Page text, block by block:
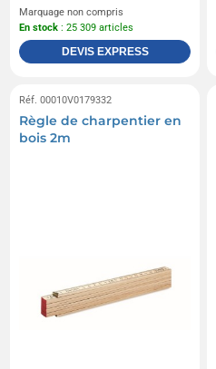
Marquage non compris
En stock : 25 309 articles
DEVIS EXPRESS
Réf. 00010V0179332
Règle de charpentier en
bois 2m